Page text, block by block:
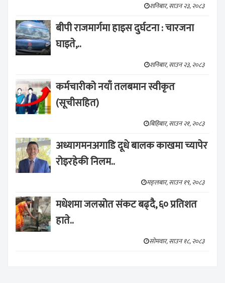
शनिबार, साउन २३, २०८३
बीपी राजमार्गमा हाइस दुर्घटना : चारजना
घाइते,..
शनिबार, साउन २३, २०८३
कर्मचारीको नयाँ तलबमान स्वीकृत
(सूचीसहित)
बिहिबार, साउन २१, २०८३
अध्यागमनअगाडि दूधे बालक काखमा च्यापेर
रोइरहेकी निलम..
मङ्लबार, साउन १९, २०८३
मधेशमा जलस्रोत संकट बढ्दै, ६० प्रतिशत
हाते..
सोमवार, साउन १८, २०८३